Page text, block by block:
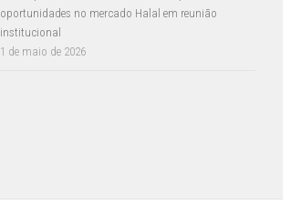
oportunidades no mercado Halal em reunião
institucional
1 de maio de 2026